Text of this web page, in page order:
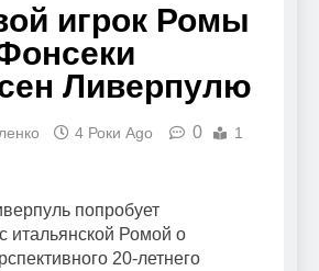
игрок Ромы
Ливерпулю
4 Роки Ago 0
1
попробует
итальянской Ромой о
20-летнего